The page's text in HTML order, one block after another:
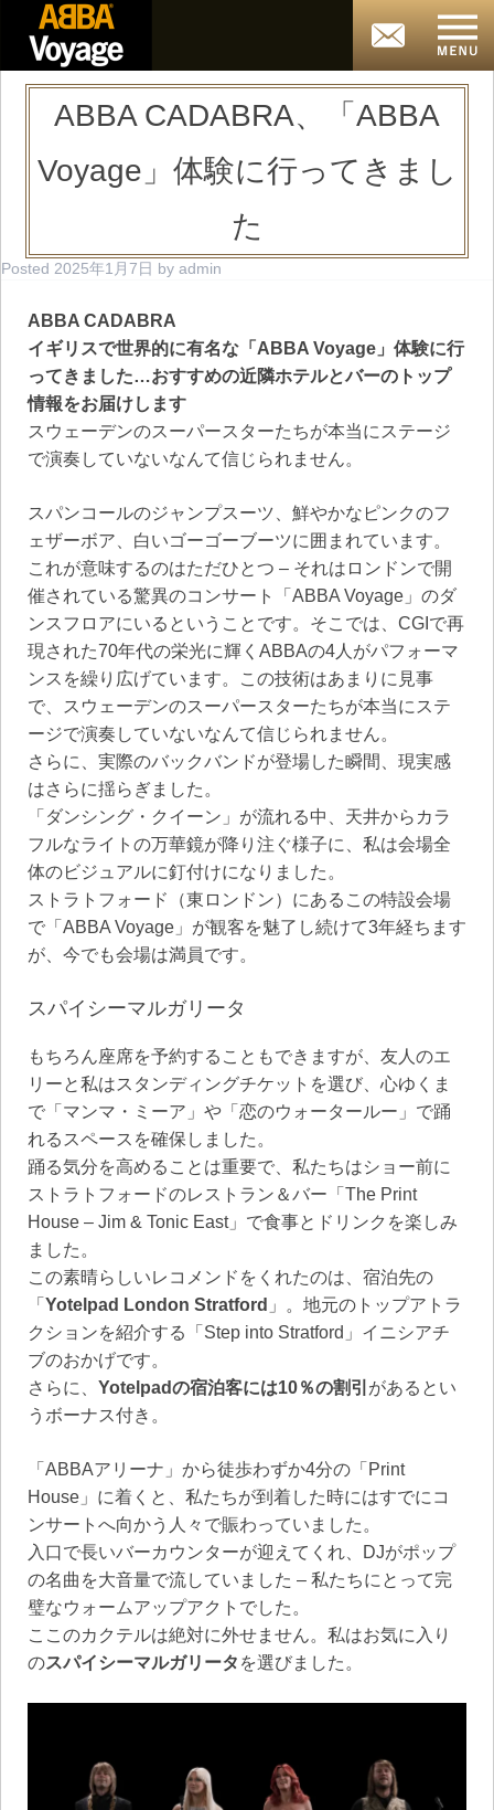
ABBA CADABRA、「ABBA
Voyage」体験に行ってきまし
た
Posted 2025年1月7日 by admin
ABBA CADABRA
イギリスで世界的に有名な「ABBA Voyage」体験に行
ってきました…おすすめの近隣ホテルとバーのトップ
情報をお届けします
スウェーデンのスーパースターたちが本当にステージ
で演奏していないなんて信じられません。
スパンコールのジャンプスーツ、鮮やかなピンクのフ
ェザーボア、白いゴーゴーブーツに囲まれています。
これが意味するのはただひとつ – それはロンドンで開
催されている驚異のコンサート「ABBA Voyage」のダ
ンスフロアにいるということです。そこでは、CGIで再
現された70年代の栄光に輝くABBAの4人がパフォーマ
ンスを繰り広げています。この技術はあまりに見事
で、スウェーデンのスーパースターたちが本当にステ
ージで演奏していないなんて信じられません。
さらに、実際のバックバンドが登場した瞬間、現実感
はさらに揺らぎました。
「ダンシング・クイーン」が流れる中、天井からカラ
フルなライトの万華鏡が降り注ぐ様子に、私は会場全
体のビジュアルに釘付けになりました。
ストラトフォード（東ロンドン）にあるこの特設会場
で「ABBA Voyage」が観客を魅了し続けて3年経ちます
が、今でも会場は満員です。
スパイシーマルガリータ
もちろん座席を予約することもできますが、友人のエ
リーと私はスタンディングチケットを選び、心ゆくま
で「マンマ・ミーア」や「恋のウォータールー」で踊
れるスペースを確保しました。
踊る気分を高めることは重要で、私たちはショー前に
ストラトフォードのレストラン＆バー「The Print
House – Jim & Tonic East」で食事とドリンクを楽しみ
ました。
この素晴らしいレコメンドをくれたのは、宿泊先の
「 Yotelpad London Stratford 」。地元のトップアトラ
クションを紹介する「Step into Stratford」イニシアチ
ブのおかげです。
さらに、 Yotelpadの宿泊客には10％の割引 があるとい
うボーナス付き。
「ABBAアリーナ」から徒歩わずか4分の「Print
House」に着くと、私たちが到着した時にはすでにコ
ンサートへ向かう人々で賑わっていました。
入口で長いバーカウンターが迎えてくれ、DJがポップ
の名曲を大音量で流していました – 私たちにとって完
璧なウォームアップアクトでした。
ここのカクテルは絶対に外せません。私はお気に入り
のスパイシーマルガリータ を選びました。